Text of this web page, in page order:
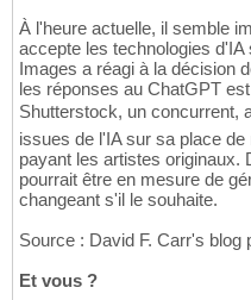
À l'heure actuelle, il semble
accepte les technologies
Images a réagi à la décision
les réponses au ChatGPT
Shutterstock, un concurrent,
issues de l'IA sur sa place
payant les artistes
pourrait être en mesure de
changeant s'il le souhaite.
Source : David F. Carr's blog
Et vous ?